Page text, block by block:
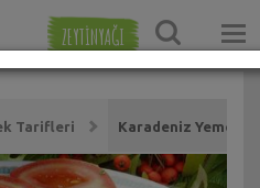
ZEYTİNYAĞI
Tarifleri Karadeniz